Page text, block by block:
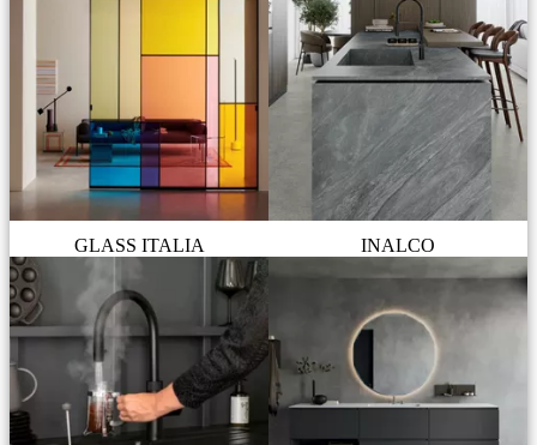
GLASS ITALIA INALCO